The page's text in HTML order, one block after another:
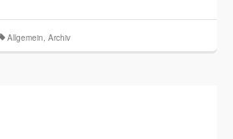
Allgemein, Archiv